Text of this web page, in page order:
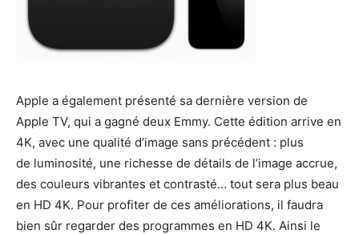
Apple a également présenté sa dernière version de
Apple TV, qui a gagné deux Emmy. Cette édition arrive en
4K, avec une qualité d’image sans précédent : plus
de luminosité, une richesse de détails de l’image accrue,
des couleurs vibrantes et contrasté… tout sera plus beau
en HD 4K. Pour profiter de ces améliorations, il faudra
bien sûr regarder des programmes en HD 4K. Ainsi le